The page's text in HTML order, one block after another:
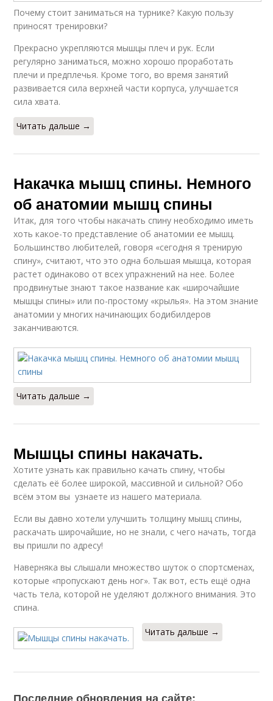
Почему стоит заниматься на турнике? Какую пользу
приносят тренировки?
Прекрасно укрепляются мышцы плеч и рук. Если
регулярно заниматься, можно хорошо проработать
плечи и предплечья. Кроме того, во время занятий
развивается сила верхней части корпуса, улучшается
сила хвата.
Читать дальше →
Накачка мышц спины. Немного
об анатомии мышц спины
Итак, для того чтобы накачать спину необходимо иметь
хоть какое-то представление об анатомии ее мышц.
Большинство любителей, говоря «сегодня я тренирую
спину», считают, что это одна большая мышца, которая
растет одинаково от всех упражнений на нее. Более
продвинутые знают такое название как «широчайшие
мышцы спины» или по-простому «крылья». На этом знание
анатомии у многих начинающих бодибилдеров
заканчиваются.
Читать дальше →
Мышцы спины накачать.
Хотите узнать как правильно качать спину, чтобы
сделать её более широкой, массивной и сильной? Обо
всём этом вы узнаете из нашего материала.
Если вы давно хотели улучшить толщину мышц спины,
раскачать широчайшие, но не знали, с чего начать, тогда
вы пришли по адресу!
Наверняка вы слышали множество шуток о спортсменах,
которые «пропускают день ног». Так вот, есть ещё одна
часть тела, которой не уделяют должного внимания. Это
спина.
Читать дальше →
Последние обновления на сайте: